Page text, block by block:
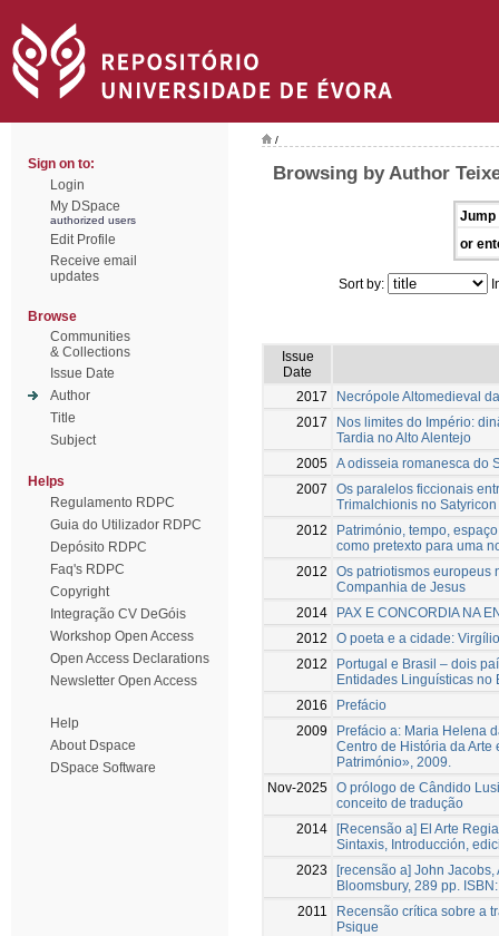
Sign on to:
Login
My DSpace
authorized users
Edit Profile
Receive email
updates
Browse
Communities
& Collections
Issue Date
Author
Title
Subject
Helps
Regulamento RDPC
Guia do Utilizador RDPC
Depósito RDPC
Faq's RDPC
Copyright
Integração CV DeGóis
Workshop Open Access
Open Access Declarations
Newsletter Open Access
Help
About Dspace
DSpace Software
/
Browsing by Author
Jump
or
Sort by:
Issue
Date
2017
Necrópole Altomedieval
2017
Nos limites do Império:
Tardia no Alto Alentejo
2005 A odisseia romanesca do
2007
Os paralelos ficcionais
Trimalchionis no
2012
Património, tempo,
como pretexto para uma
2012
Os patriotismos europeus
Companhia de Jesus
2014
PAX E CONCORDIA NA
2012
O poeta e a cidade: Virgílio
2012
Portugal e Brasil – dois
Entidades Linguísticas no
2016
Prefácio
2009
Prefácio a: Maria Helena
Centro de História da Arte
Património», 2009.
Nov-2025 O prólogo de Cândido
conceito de tradução
2014 [Recensão a] El Arte
Sintaxis, Introducción,
2023
[recensão a] John
Bloomsbury, 289 pp.
2011
Recensão crítica sobre a
Psique